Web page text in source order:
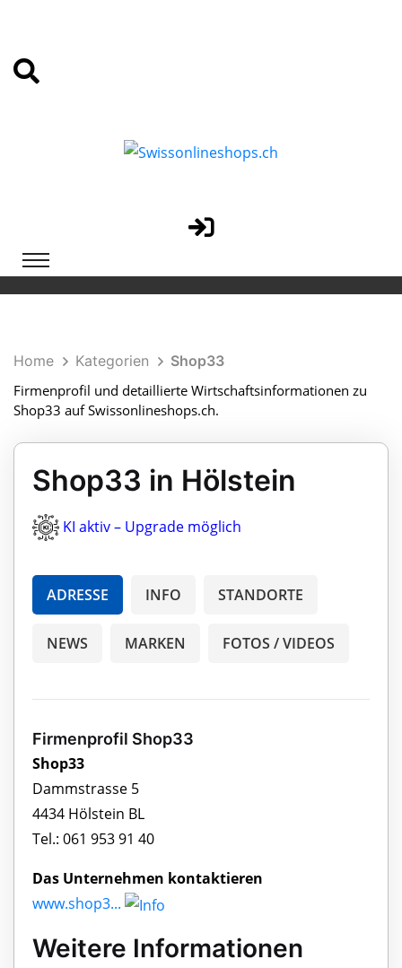
Home Kategorien
Shop33
Firmenprofil und detaillierte Wirtschaftsinformationen zu
Shop33 auf Swissonlineshops.ch.
Shop33 in Hölstein
KI aktiv – Upgrade möglich
ADRESSE INFO STANDORTE
NEWS MARKEN FOTOS / VIDEOS
Firmenprofil Shop33
Shop33
Dammstrasse 5
4434 Hölstein BL
Tel.: 061 953 91 40
Das Unternehmen kontaktieren
www.shop3...
Weitere Informationen